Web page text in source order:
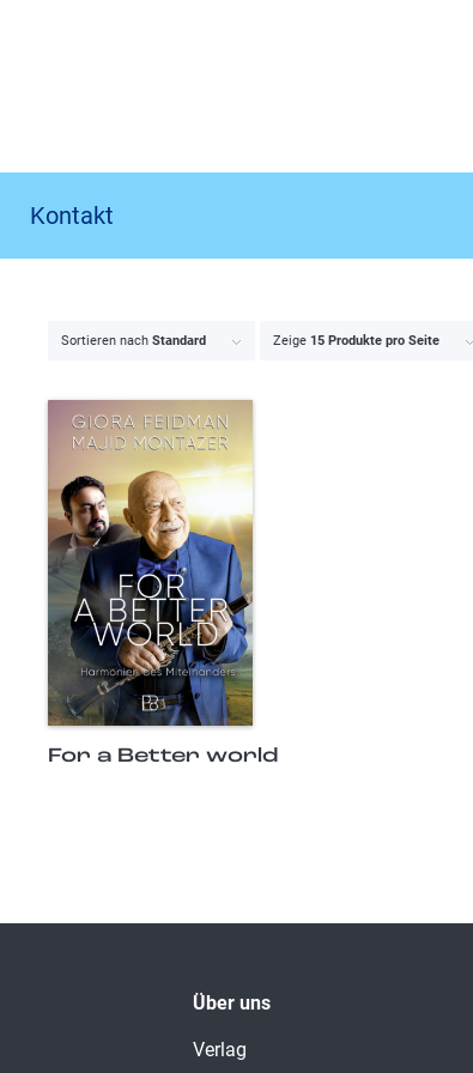
Kontakt
Sortieren nach Standard Zeige 15 Produkte pro Seite
For a Better world
Über uns
Verlag